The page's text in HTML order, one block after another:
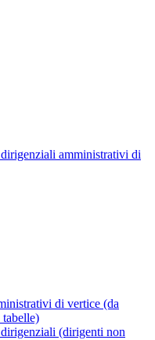
amministrativi di
di vertice (da
(dirigenti non